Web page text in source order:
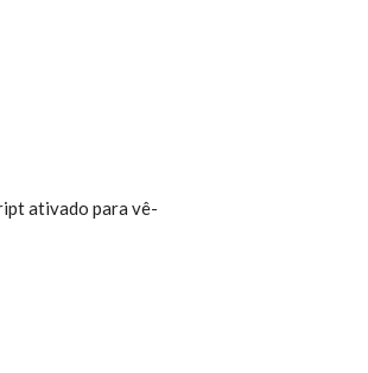
ativado para vê-